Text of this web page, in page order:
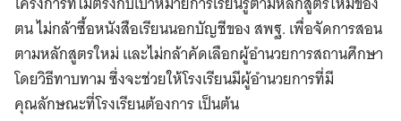
ตน ไม่กล้าซื้อหนังสือเรียนนอกบัญชีของ สพฐ. เพื่อจัดการสอน
ตามหลักสูตรใหม่ และไม่กล้าคัดเลือกผู้อำนวยการสถานศึกษา
โดยวิธีทาบทาม ซึ่งจะช่วยให้โรงเรียนมีผู้อำนวยการที่มี
คุณลักษณะที่โรงเรียนต้องการ เป็นต้น